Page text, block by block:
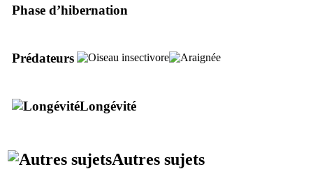
Phase d’hibernation
Prédateurs
Longévité
Autres sujets